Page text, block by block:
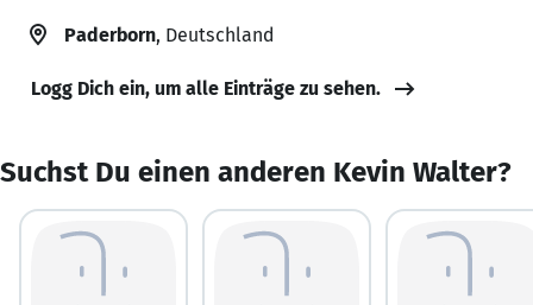
Paderborn, Deutschland
Logg Dich ein, um alle Einträge zu sehen.
Suchst Du einen anderen Kevin Walter?